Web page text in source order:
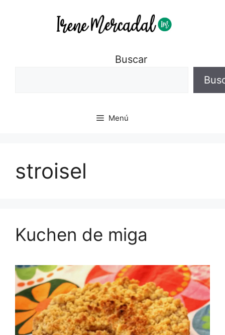
Buscar
Menú
stroisel
Kuchen de miga